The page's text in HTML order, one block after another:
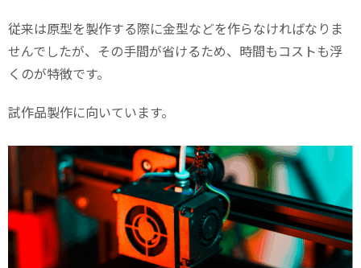
従来は原型を製作する際に金型などを作らなければなりま
せんでしたが、その手間が省けるため、時間もコストも浮
くのが特徴です。
試作品製作に向いています。